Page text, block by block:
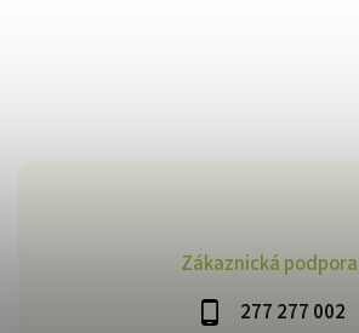
Zákaznická
277 277 002